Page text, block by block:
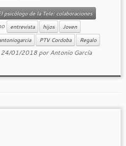
psicólogo de la Tele: colaboraciones
entrevista hijos
Joven
PTV Cordoba
Regalo
24/01/2018 porAntonio García